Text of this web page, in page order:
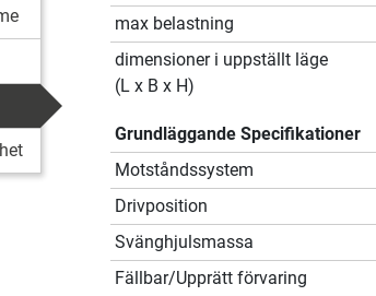
max belastning
dimensioner i uppställt läge
(L x B x H)
Grundläggande Specifikationer
Motståndssystem
Drivposition
Svänghjulsmassa
Fällbar/Upprätt förvaring